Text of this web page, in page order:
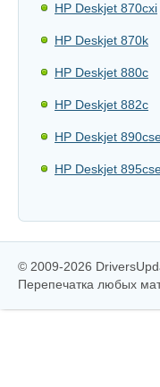
HP Deskjet 870cxi
HP Deskjet 870k
HP Deskjet 880c
HP Deskjet 882c
HP Deskjet
HP Deskjet
© 2009-2026
Перепечатка любых